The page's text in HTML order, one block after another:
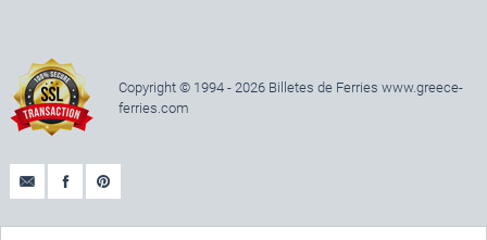
Copyright © 1994 - 2026 Billetes de Ferries www.greece-
ferries.com